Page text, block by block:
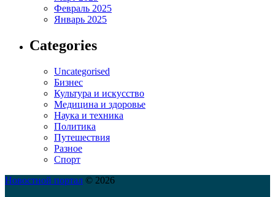
Февраль 2025
Январь 2025
Categories
Uncategorised
Бизнес
Культура и искусство
Медицина и здоровье
Наука и техника
Политика
Путешествия
Разное
Спорт
Новостной портал © 2026